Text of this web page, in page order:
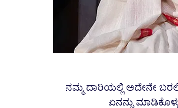
ನಮ್ಮ ದಾರಿಯಲ್ಲಿ ಅದೇನೇ
ಏನನ್ನು